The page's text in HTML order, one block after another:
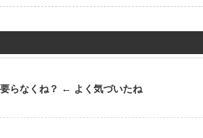
要らなくね？ ← よく気づいたね